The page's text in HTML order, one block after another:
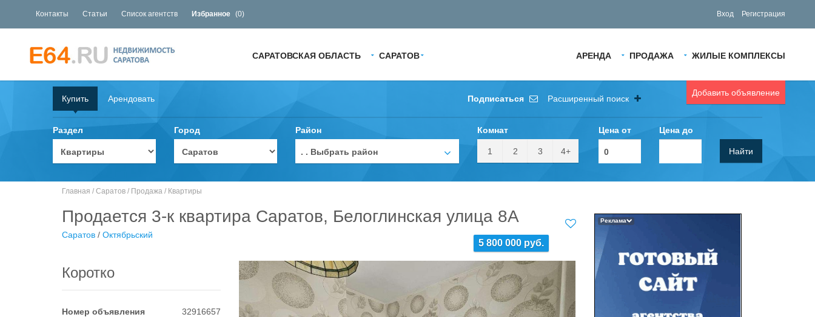
Контакты Статьи Список агентств Избранное (0) Вход Регистрация
АРЕНДА ПРОДАЖА ЖИЛЫЕ КОМПЛЕКСЫ
САРАТОВСКАЯ ОБЛАСТЬ САРАТОВ
Добавить объявление
Купить Арендовать Подписаться Расширенный поиск
Раздел Город Район
. . Выбрать район
Комнат
1 2 3 4+
Цена от Цена до
Найти
Главная / Саратов / Продажа / Квартиры
Продается 3-к квартира Саратов, Белоглинская улица 8А
5 800 000 руб.
Саратов / Октябрьский
Коротко
Номер объявления
32916657
Реклама